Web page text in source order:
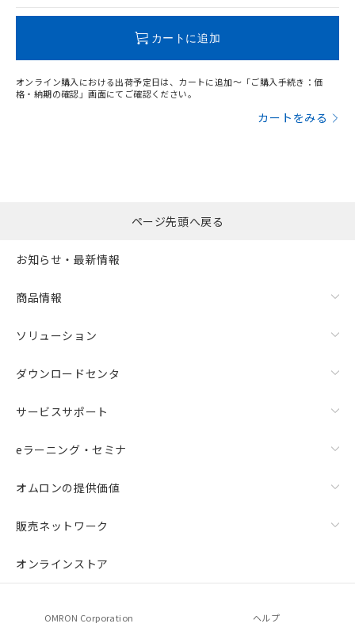
カートに追加
オンライン購入における出荷予定日は、カートに追加～「ご購入手続き：価
格・納期の確認」画面にてご確認ください。
カートをみる
ページ先頭へ戻る
お知らせ・最新情報
商品情報
ソリューション
ダウンロードセンタ
サービスサポート
eラーニング・セミナ
オムロンの提供価値
販売ネットワーク
オンラインストア
OMRON Corporation ヘルプ